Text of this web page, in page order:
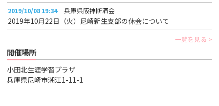
2019/10/08 19:34 兵庫県阪神断酒会
2019年10月22日（火）尼崎新生支部の休会について
一覧を見る
開催場所
小田北生涯学習プラザ
兵庫県尼崎市潮江1-11-1